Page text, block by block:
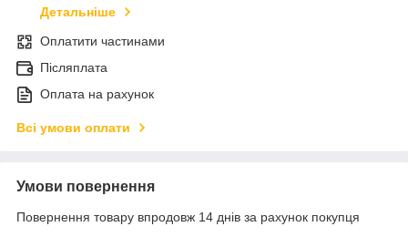
Детальніше
Оплатити частинами
Післяплата
Оплата на рахунок
Всі умови оплати
Умови повернення
Повернення товару впродовж 14 днів за рахунок покупця